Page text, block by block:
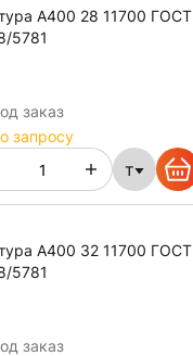
А400 28 11700 ГОСТ
5781
заказ
запросу
т
А400 32 11700 ГОСТ
5781
заказ